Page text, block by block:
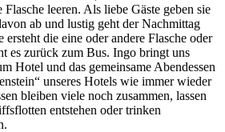
leeren. Als liebe Gäste geben sie
ab und lustig geht der Nachmittag
die eine oder andere Flasche oder
es zurück zum Bus. Ingo bringt uns
Hotel und das gemeinsame Abendessen
unseres Hotels wie immer wieder
bleiben viele noch zusammen, lassen
entstehen oder trinken